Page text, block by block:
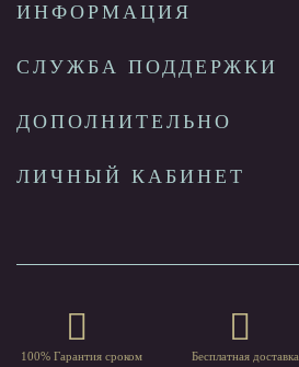
ИНФОРМАЦИЯ
СЛУЖБА ПОДДЕРЖКИ
ДОПОЛНИТЕЛЬНО
ЛИЧНЫЙ КАБИНЕТ
100% Гарантия сроком
Бесплатная доставка